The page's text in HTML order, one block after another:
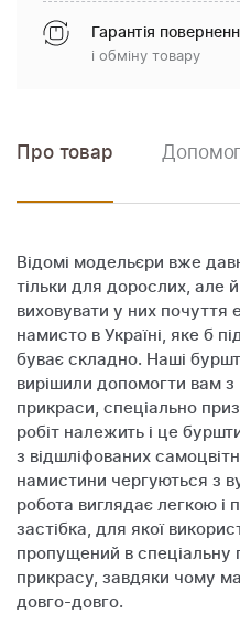
Гарантія
і обміну товару
Про товар
Відомі модельєри вже
тільки для дорослих, але
виховувати у них почуття
намисто в Україні, яке б
буває складно. Наші
вирішили допомогти вам
прикраси, спеціально
робіт належить і це
з відшліфованих
намистини чергуються з
робота виглядає легкою
застібка, для якої
пропущений в спеціальну
прикрасу, завдяки чому
довго-довго.